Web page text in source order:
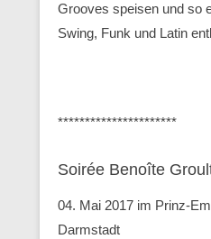
Grooves speisen und so
Swing, Funk und Latin
**********************
Soirée Benoîte
04. Mai 2017 im Prinz-
Darmstadt